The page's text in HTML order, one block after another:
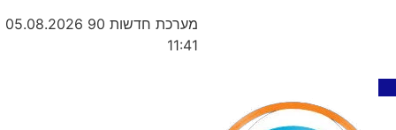
מערכת חדשות 90
05.08.2026
11:41